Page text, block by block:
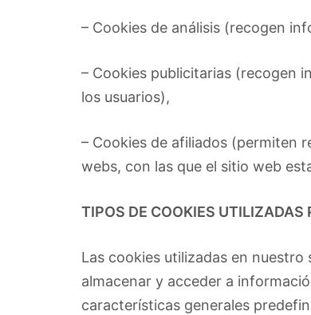
– Cookies de análisis (recogen
– Cookies publicitarias (recogen
los usuarios),
– Cookies de afiliados (permiten
webs, con las que el sitio web
TIPOS DE COOKIES UTILIZADAS
Las cookies utilizadas en
almacenar y acceder a
características generales